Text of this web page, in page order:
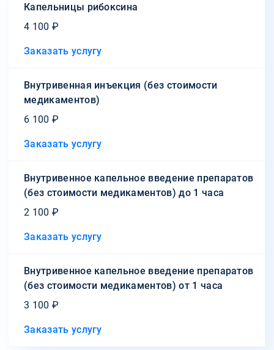
Капельницы рибоксина
4 100 ₽
Заказать услугу
Внутривенная инъекция (без стоимости
медикаментов)
6 100 ₽
Заказать услугу
Внутривенное капельное введение препаратов
(без стоимости медикаментов) до 1 часа
2 100 ₽
Заказать услугу
Внутривенное капельное введение препаратов
(без стоимости медикаментов) от 1 часа
3 100 ₽
Заказать услугу